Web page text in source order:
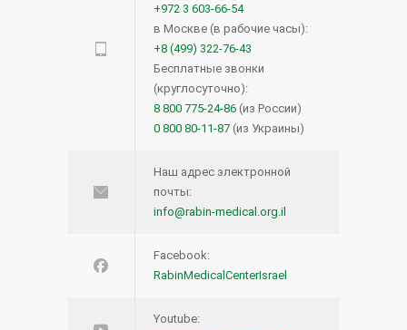
+972 3 603-66-54
в Москве (в рабочие часы):
+8 (499) 322-76-43
Бесплатные звонки
(круглосуточно):
8 800 775-24-86 (из России)
0 800 80-11-87 (из Украины)
Наш адрес электронной
почты:
info@rabin-medical.org.il
Facebook:
RabinMedicalCenterIsrael
Youtube: